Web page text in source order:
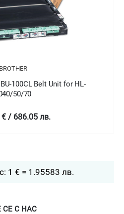
BROTHER
100CL Belt Unit for HL-
50/70
/ 686.05 лв.
1 € = 1.95583 лв.
СЕ С НАС